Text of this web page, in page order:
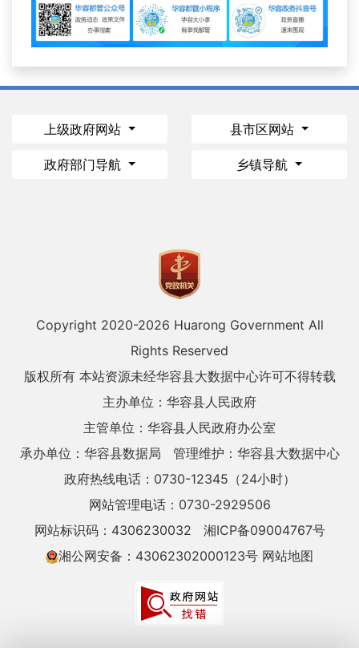
上级政府网站 县市区网站
政府部门导航 乡镇导航
Copyright 2020-2026 Huarong Government All
Rights Reserved
版权所有 本站资源未经华容县大数据中心许可不得转载
主办单位：华容县人民政府
主管单位：华容县人民政府办公室
承办单位：华容县数据局
管理维护：华容县大数据中心
政府热线电话：0730-12345（24小时）
网站管理电话：0730-2929506
网站标识码：4306230032
湘ICP备09004767号
湘公网安备：43062302000123号 网站地图